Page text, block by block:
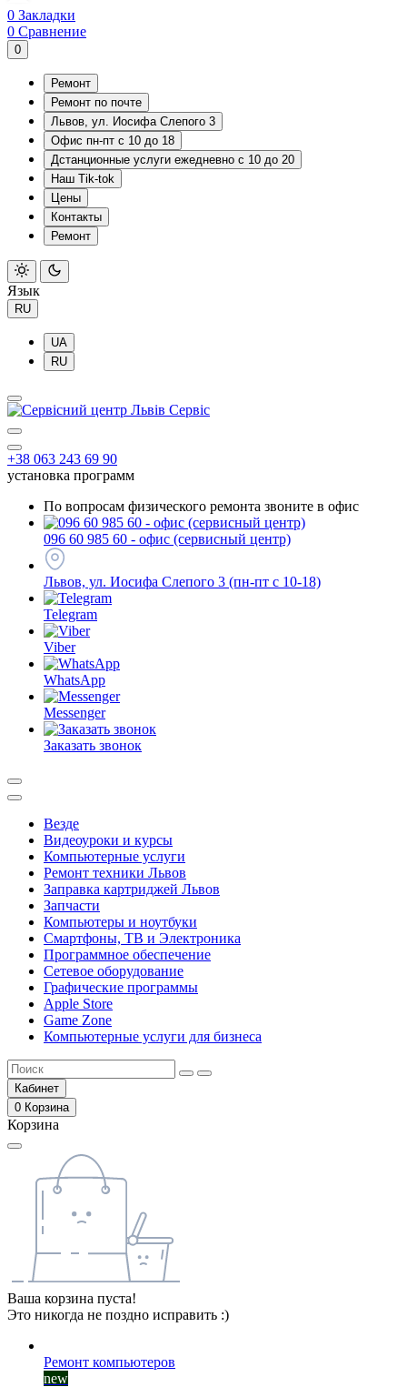
0 Закладки
0 Сравнение
0
Ремонт
Ремонт по почте
Львов, ул. Иосифа Слепого 3
Офис пн-пт с 10 до 18
Дстанционные услуги ежедневно с 10 до 20
Наш Tik-tok
Цены
Контакты
Ремонт
Язык
RU
UA
RU
+38 063 243 69 90
установка программ
По вопросам физического ремонта звоните в офис
096 60 985 60 - офис (сервисный центр)
Львов, ул. Иосифа Слепого 3 (пн-пт с 10-18)
Telegram
Viber
WhatsApp
Messenger
Заказать звонок
Везде
Видеоуроки и курсы
Компьютерные услуги
Ремонт техники Львов
Заправка картриджей Львов
Запчасти
Компьютеры и ноутбуки
Смартфоны, ТВ и Электроника
Программное обеспечение
Сетевое оборудование
Графические программы
Apple Store
Game Zone
Компьютерные услуги для бизнеса
Кабинет
0 Корзина
Корзина
Ваша корзина пуста!
Это никогда не поздно исправить :)
Ремонт компьютеров
new